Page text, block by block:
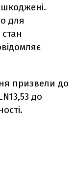
для
призвели до
до